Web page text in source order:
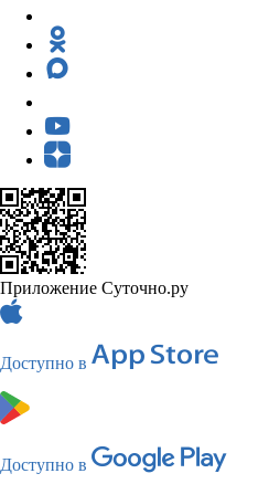
Приложение Суточно.ру
Доступно в
Доступно в